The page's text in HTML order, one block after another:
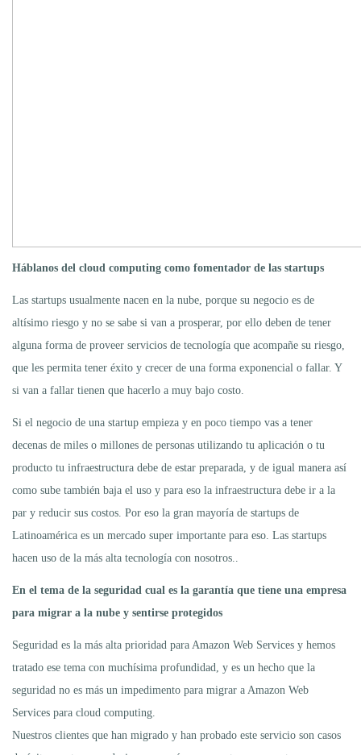
Háblanos del cloud computing como fomentador de las startups
Las startups usualmente nacen en la nube, porque su negocio es de
altísimo riesgo y no se sabe si van a prosperar, por ello deben de tener
alguna forma de proveer servicios de tecnología que acompañe su riesgo,
que les permita tener éxito y crecer de una forma exponencial o fallar. Y
si van a fallar tienen que hacerlo a muy bajo costo.
Si el negocio de una startup empieza y en poco tiempo vas a tener
decenas de miles o millones de personas utilizando tu aplicación o tu
producto tu infraestructura debe de estar preparada, y de igual manera así
como sube también baja el uso y para eso la infraestructura debe ir a la
par y reducir sus costos. Por eso la gran mayoría de startups de
Latinoamérica es un mercado super importante para eso. Las startups
hacen uso de la más alta tecnología con nosotros..
En el tema de la seguridad cual es la garantía que tiene una empresa
para migrar a la nube y sentirse protegidos
Seguridad es la más alta prioridad para Amazon Web Services y hemos
tratado ese tema con muchísima profundidad, y es un hecho que la
seguridad no es más un impedimento para migrar a Amazon Web
Services para cloud computing.
Nuestros clientes que han migrado y han probado este servicio son casos